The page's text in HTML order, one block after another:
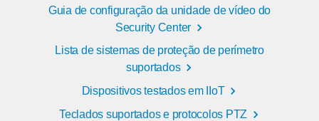
Guia de configuração da unidade de vídeo do
Security Center
Lista de sistemas de proteção de perímetro
suportados
Dispositivos testados em IIoT
Teclados suportados e protocolos PTZ